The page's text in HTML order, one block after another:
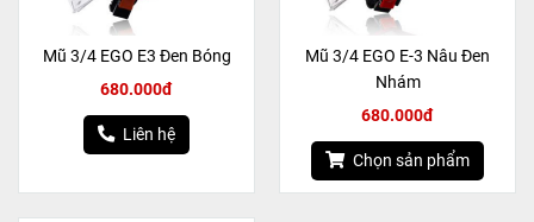
Mũ 3/4 EGO E3 Đen Bóng
680.000đ
Liên hệ
Mũ 3/4 EGO E-3 Nâu Đen
Nhám
680.000đ
Chọn sản phẩm